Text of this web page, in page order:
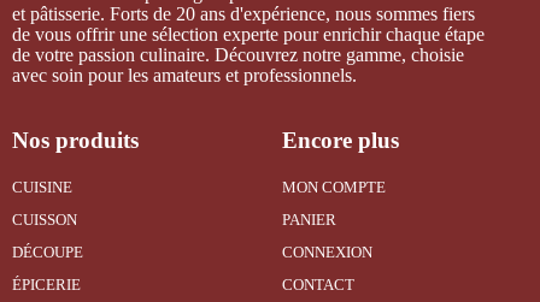
et pâtisserie. Forts de 20 ans d'expérience, nous sommes fiers
de vous offrir une sélection experte pour enrichir chaque étape
de votre passion culinaire. Découvrez notre gamme, choisie
avec soin pour les amateurs et professionnels.
Nos produits
CUISINE
CUISSON
DÉCOUPE
ÉPICERIE
Encore plus
MON COMPTE
PANIER
CONNEXION
CONTACT